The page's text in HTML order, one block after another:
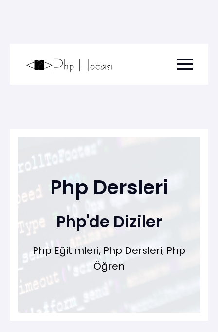
Menu
Php Dersleri
Php'de Diziler
Php Eğitimleri, Php Dersleri, Php
Öğren